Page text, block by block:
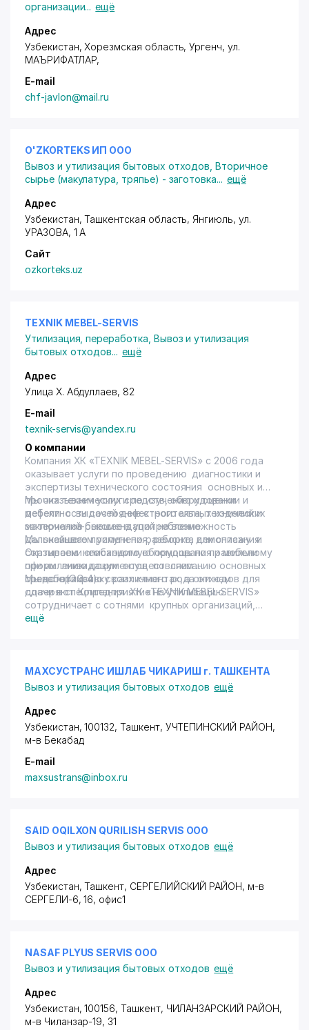
организации... ещё
Адрес
Узбекистан, Хорезмская область, Ургенч, ул.
МАЪРИФАТЛАР,
E-mail
chf-javlon@mail.ru
O'ZKORTEKS ИП ООО
Вывоз и утилизация бытовых отходов ,Вторичное
сырье (макулатура, тряпье) - заготовка... ещё
Адрес
Узбекистан, Ташкентская область, Янгиюль, ул.
УРАЗОВА, 1 А
Сайт
ozkorteks.uz
ТЕХNIK MEBEL-SERVIS
Утилизация, переработка Вывоз и утилизация
бытовых отходов... ещё
Адрес
Улица Х. Абдуллаев, 82
E-mail
texnik-servis@yandex.ru
О компании
Компания ХК «ТЕХNIK MEBEL-SERVIS» с 2006 года
оказывает услуги по проведению диагностики и
экспертизы технического состояния основных и
прочих технических средств, оборудовании и
мебели с выдачей дефектного акта, технических
заключений-рекомендаций на возможность
дальнейшего применения, ремонта или списания.
Оказываем необходимую помощь по правильному
оформлению документов по списанию основных
средств(ОС-4).
Мы оказываем услуги по изучению и оценки
дефектности состояние строительных изделий и
материалов бывшее в употребление.
Мы оказываем услуги по разборке, демонтажу и
сортировки списанного оборудования и мебели
при их ликвидации осуществляем
транспортировку различного рода отходов для
сдачи в спецпредприятие на утилизацию.
Мы заботимся о своих клиентах, а они нам
доверяют. Компания ХК «ТЕХNIK MEBEL-SERVIS»
сотрудничает с сотнями крупных организаций,
гарантируя им выполнения работ в установленном
ещё
МАХСУСТРАНС ИШЛАБ ЧИКАРИШ г. ТАШКЕНТА
Вывоз и утилизация бытовых отходов ещё
Адрес
Узбекистан, 100132, Ташкент, УЧТЕПИНСКИЙ РАЙОН,
м-в Бекабад
E-mail
maxsustrans@inbox.ru
SAID OQILXON QURILISH SERVIS ООО
Вывоз и утилизация бытовых отходов ещё
Адрес
Узбекистан, Ташкент, СЕРГЕЛИЙСКИЙ РАЙОН, м-в
СЕРГЕЛИ-6, 16, офис1
NASAF PLYUS SERVIS ООО
Вывоз и утилизация бытовых отходов ещё
Адрес
Узбекистан, 100156, Ташкент, ЧИЛАНЗАРСКИЙ РАЙОН,
м-в Чиланзар-19, 31